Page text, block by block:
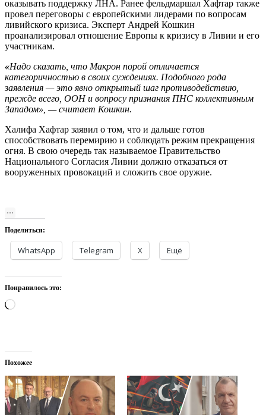
оказывать поддержку ЛНА. Ранее фельдмаршал Хафтар также
провел переговоры с европейскими лидерами по вопросам
ливийского кризиса. Эксперт Андрей Кошкин
проанализировал отношение Европы к кризису в Ливии и его
участникам.
«Надо сказать, что Макрон порой отличается
категоричностью в своих суждениях. Подобного рода
заявления — это явно открытый шаг противодействию,
прежде всего, ООН и вопросу признания ПНС коллективным
Западом», —считает Кошкин.
Халифа Хафтар заявил о том, что и дальше готов
способствовать перемирию и соблюдать режим прекращения
огня. В свою очередь так называемое Правительство
Национального Согласия Ливии должно отказаться от
вооруженных провокаций и сложить свое оружие.
Поделиться:
WhatsApp Telegram X Ещё
Понравилось это:
Загрузка…
Похожее